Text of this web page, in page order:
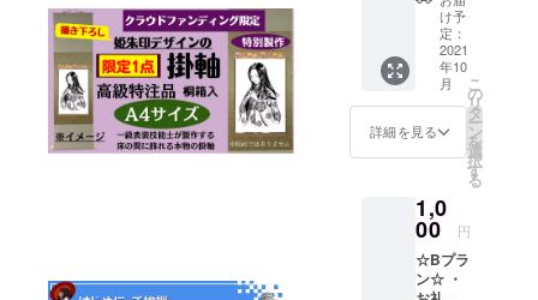
セージ
をメー
ルでお
送り致
しま
す。 ＊
備考欄
への記
載＊ お
ンドル
ネーム
可)をお
知らせ
下さ
け予
定：
2021
年10
月
詳細を見る
こ
の
リ
タ
ー
ン
を
選
択
す
る
1,0
00 円
☆Bプラ
ン☆ ・